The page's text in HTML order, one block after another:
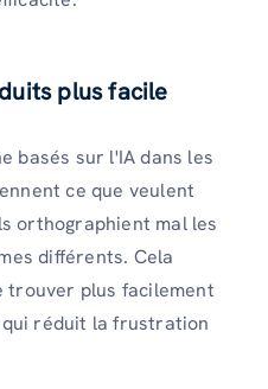
plus facile
basés sur l'IA dans les
ce que veulent
orthographient mal les
différents. Cela
trouver plus facilement
réduit la frustration